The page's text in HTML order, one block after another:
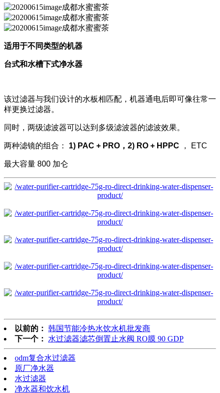
适用于不同类型的机器
台式和水槽下式净水器
该过滤器与我们设计的水板相匹配，机器通电后即可像往常一
样更换过滤器。
同时，两级滤波器可以达到多级滤波器的滤波效果。
两种滤镜的组合： 1) PAC + PRO，2) RO + HPPC ， ETC
最大容量 800 加仑
以前的： 韩国节能冷热水饮水机批发商
下一个：
水过滤器滤芯倒置止水阀 RO膜 90 GDP
odm复合水过滤器
原厂净水器
水过滤器
净水器和饮水机